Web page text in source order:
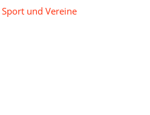
Sport und Vereine